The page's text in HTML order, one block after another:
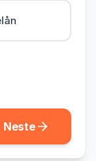
på dagen
Neste